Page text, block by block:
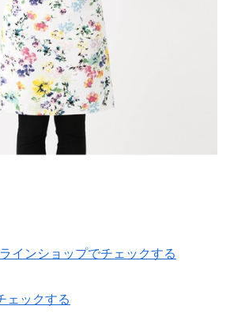
インショップでチェックする
ェックする